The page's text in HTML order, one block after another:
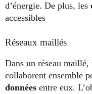
d’énergie. De plus, les
accessibles
Réseaux maillés
Dans un réseau
collaborent ensemble
données entre eux.